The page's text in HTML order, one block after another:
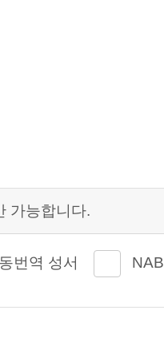
가능합니다.
번역 성서 NAB